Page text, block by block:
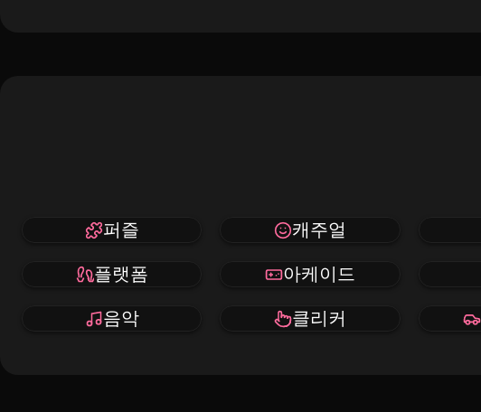
퍼즐 캐주얼
플랫폼
아케이드
음악
클리커